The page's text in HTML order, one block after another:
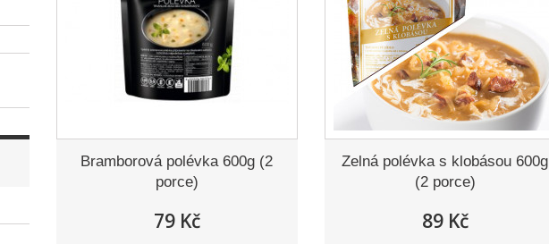
Bramborová polévka 600g (2
porce)
79 Kč
Zelná polévka s klobásou 600g
(2 porce)
89 Kč